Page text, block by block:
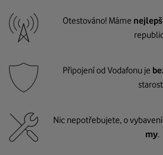
Otestováno! Máme
Připojení od Vodafonu je
Nic nepotřebujete, o
my.